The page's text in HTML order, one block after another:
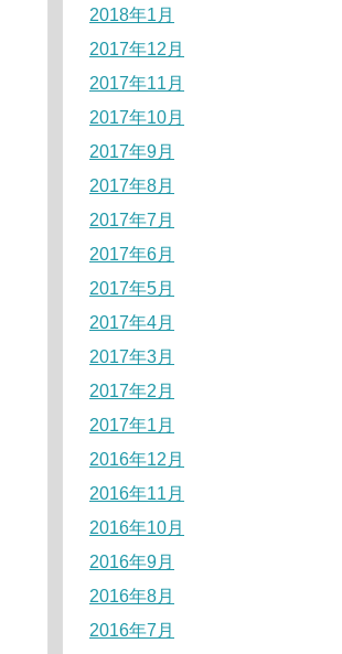
2018年1月
2017年12月
2017年11月
2017年10月
2017年9月
2017年8月
2017年7月
2017年6月
2017年5月
2017年4月
2017年3月
2017年2月
2017年1月
2016年12月
2016年11月
2016年10月
2016年9月
2016年8月
2016年7月